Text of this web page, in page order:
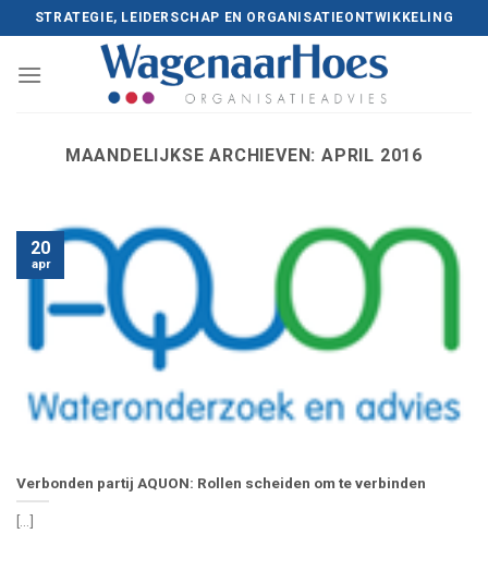
to
content
STRATEGIE, LEIDERSCHAP EN ORGANISATIEONTWIKKELING
MAANDELIJKSE ARCHIEVEN:APRIL 2016
Verbonden partij AQUON: Rollen scheiden om te verbinden
[...]
20
apr